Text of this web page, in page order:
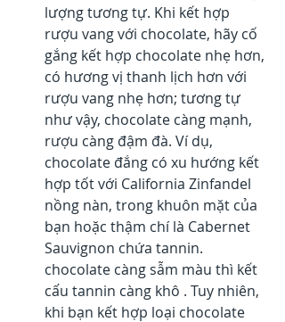
lượng tương tự. Khi kết hợp
rượu vang với chocolate, hãy cố
gắng kết hợp chocolate nhẹ hơn,
có hương vị thanh lịch hơn với
rượu vang nhẹ hơn; tương tự
như vậy, chocolate càng mạnh,
rượu càng đậm đà. Ví dụ,
chocolate đắng có xu hướng kết
hợp tốt với California Zinfandel
nồng nàn, trong khuôn mặt của
bạn hoặc thậm chí là Cabernet
Sauvignon chứa tannin.
chocolate càng sẫm màu thì kết
cấu tannin càng khô . Tuy nhiên,
khi bạn kết hợp loại chocolate